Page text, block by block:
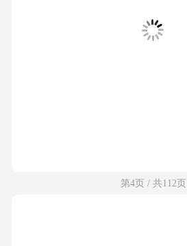
第4页 / 共112页